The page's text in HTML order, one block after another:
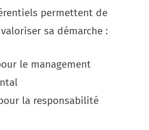
permettent de
sa démarche :
le management
la responsabilité